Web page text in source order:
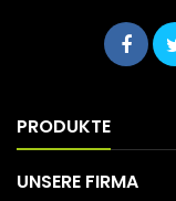
PRODUKTE
UNSERE FIRMA